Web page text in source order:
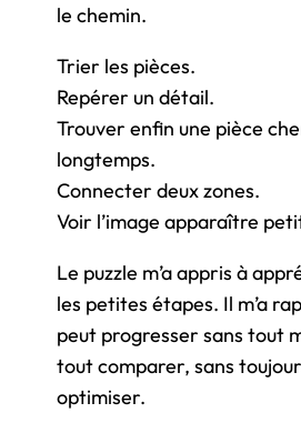
le chemin.
Trier les pièces.
Repérer un détail.
Trouver enfin une pièce
longtemps.
Connecter deux zones.
Voir l’image apparaître
Le puzzle m’a appris à
les petites étapes. Il m’a
peut progresser sans tout
tout comparer, sans
optimiser.